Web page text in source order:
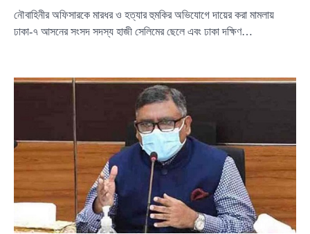
নৌবাহিনীর অফিসারকে মারধর ও হত্যার হুমকির অভিযোগে দায়ের করা মামলায়
ঢাকা-৭ আসনের সংসদ সদস্য হাজী সেলিমের ছেলে এবং ঢাকা দক্ষিণ…